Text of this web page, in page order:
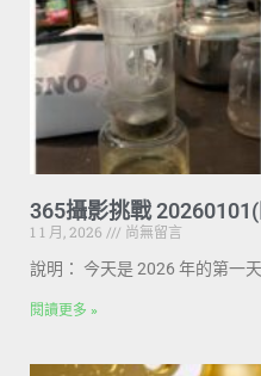
365攝影挑戰
1 1 月, 2026
尚無留言
說明： 今天是 2026 年的第一
閱讀更多 »